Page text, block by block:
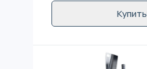
Купить